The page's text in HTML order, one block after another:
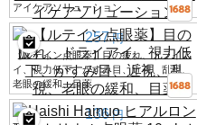
アイケアソリューション
257 円
【ルテイン点眼薬】目の疲れ、ドライア
イ、視力低下、かすみ目、近視、乱視、
老眼の緩和、目薬
136 円